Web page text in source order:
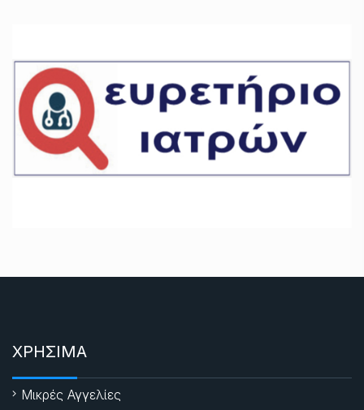
ΧΡΗΣΙΜΑ
Μικρές Αγγελίες